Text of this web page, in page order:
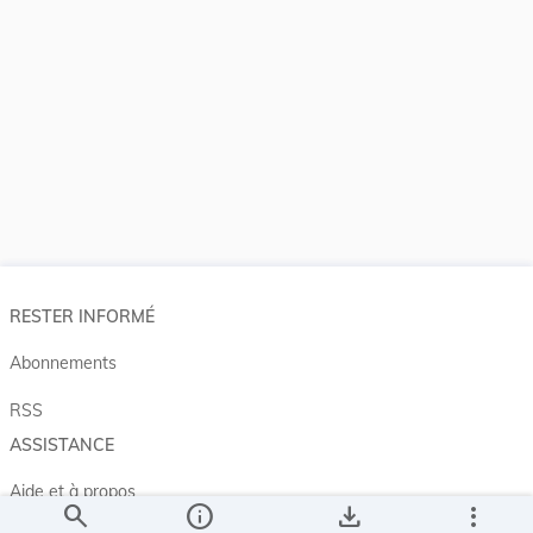
search info save_alt more_vert
RESTER INFORMÉ
Abonnements
RSS
ASSISTANCE
Aide et à propos